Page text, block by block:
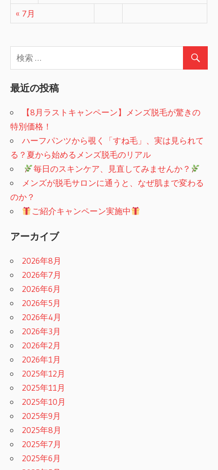
« 7月
最近の投稿
【8月ラストキャンペーン】メンズ脱毛が驚きの
特別価格！
ハーフパンツから覗く「すね毛」、実は見られて
る？夏から始めるメンズ脱毛のリアル
毎日のスキンケア、見直してみませんか？
メンズが脱毛サロンに通うと、なぜ肌まで変わる
のか？
ご紹介キャンペーン実施中
アーカイブ
2026年8月
2026年7月
2026年6月
2026年5月
2026年4月
2026年3月
2026年2月
2026年1月
2025年12月
2025年11月
2025年10月
2025年9月
2025年8月
2025年7月
2025年6月